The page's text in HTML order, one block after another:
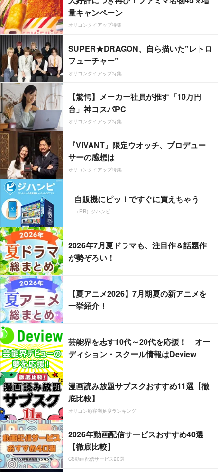
量キャンペーン
オリコンタイアップ特集
SUPER★DRAGON、自ら描いた”レトロ
フューチャー”
オリコンタイアップ特集
【驚愕】メーカー社員が推す「10万円
台」神コスパPC
オリコンタイアップ特集
『VIVANT』限定ウオッチ、プロデュー
サーの感想は
オリコンタイアップ特集
自販機にピッ！ですぐに買えちゃう
（PR）ジハンピ
2026年7月夏ドラマも、注目作＆話題作
が勢ぞろい！
【夏アニメ2026】7月期夏の新アニメを
一挙紹介！
芸能界を志す10代～20代を応援！ オー
ディション・スクール情報はDeview
漫画読み放題サブスクおすすめ11選【徹
底比較】
オリコン顧客満足度ランキング
2026年動画配信サービスおすすめ40選
【徹底比較】
CS動画配信サービス20選